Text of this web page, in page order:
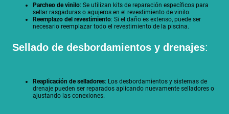
Parcheo de vinilo: Se utilizan kits de reparación específicos para
sellar rasgaduras o agujeros en el revestimiento de vinilo.
Reemplazo del revestimiento: Si el daño es extenso, puede ser
necesario reemplazar todo el revestimiento de la piscina.
Sellado de desbordamientos y drenajes:
Reaplicación de selladores: Los desbordamientos y sistemas de
drenaje pueden ser reparados aplicando nuevamente selladores o
ajustando las conexiones.